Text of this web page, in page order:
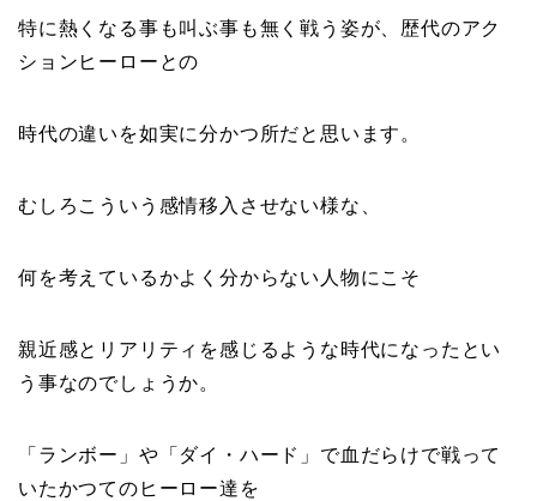
特に熱くなる事も叫ぶ事も無く戦う姿が、歴代のアク
ションヒーローとの
時代の違いを如実に分かつ所だと思います。
むしろこういう感情移入させない様な、
何を考えているかよく分からない人物にこそ
親近感とリアリティを感じるような時代になったとい
う事なのでしょうか。
「ランボー」や「ダイ・ハード」で血だらけで戦って
いたかつてのヒーロー達を